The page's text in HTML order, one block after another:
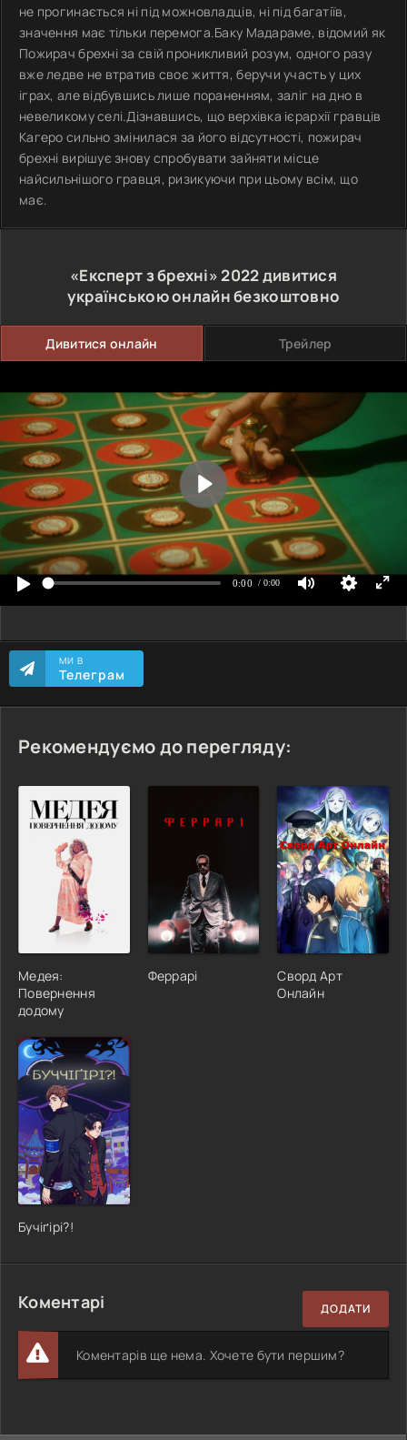
не прогинається ні під можновладців, ні під багатіїв,
значення має тільки перемога.Баку Мадараме, відомий як
Пожирач брехні за свій проникливий розум, одного разу
вже ледве не втратив своє життя, беручи участь у цих
іграх, але відбувшись лише пораненням, заліг на дно в
невеликому селі.Дізнавшись, що верхівка ієрархії гравців
Кагеро сильно змінилася за його відсутності, пожирач
брехні вирішує знову спробувати зайняти місце
найсильнішого гравця, ризикуючи при цьому всім, що
має.
«Експерт з брехні»2022дивитися
українською онлайн безкоштовно
Дивитися онлайн Трейлер
МИ В
Телеграм
Рекомендуємо до перегляду:
Медея:
Повернення
додому
Феррарі
Сворд Арт
Онлайн
Бучіґірі?!
Коментарі ДОДАТИ
Коментарів ще нема. Хочете бути першим?